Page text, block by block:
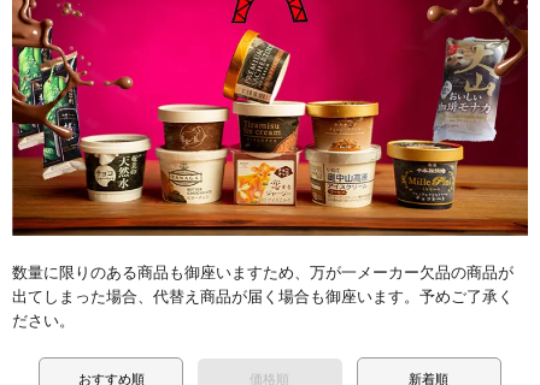
数量に限りのある商品も御座いますため、万が一メーカー欠品の商品が
出てしまった場合、代替え商品が届く場合も御座います。予めご了承く
ださい。
おすすめ順 価格順 新着順